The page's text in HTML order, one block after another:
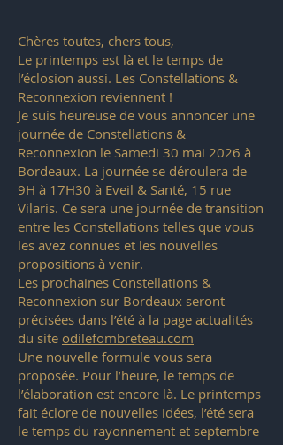
Chères toutes, chers tous,
Le printemps est là et le temps de
l’éclosion aussi. Les Constellations &
Reconnexion reviennent !
Je suis heureuse de vous annoncer une
journée de Constellations &
Reconnexion le Samedi 30 mai 2026 à
Bordeaux. La journée se déroulera de
9H à 17H30 à Eveil & Santé, 15 rue
Vilaris. Ce sera une journée de transition
entre les Constellations telles que vous
les avez connues et les nouvelles
propositions à venir.
Les prochaines Constellations &
Reconnexion sur Bordeaux seront
précisées dans l’été à la page actualités
du site odilefombreteau.com
Une nouvelle formule vous sera
proposée. Pour l’heure, le temps de
l’élaboration est encore là. Le printemps
fait éclore de nouvelles idées, l’été sera
le temps du rayonnement et septembre